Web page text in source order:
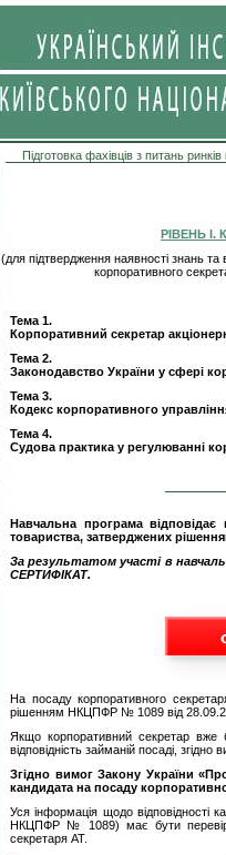
Підготовка фахівців з питань
РІВЕНЬ
(для підтвердження наявності знань
корпоративного
Тема 1.
Корпоративний секретар
Тема 2.
Законодавство України у сфері
Тема 3.
Кодекс корпоративного
Тема 4.
Судова практика у регулюванні
Навчальна програма відповідає
товариства, затверджених
За результатом участі в
СЕРТИФІКАТ.
На посаду корпоративного
рішенням НКЦПФР № 1089 від
Якщо корпоративний секретар
відповідність займаній посаді,
Згідно вимог Закону України
кандидата на посаду
Уся інформація щодо
НКЦПФР № 1089) має бути
секретаря АТ.